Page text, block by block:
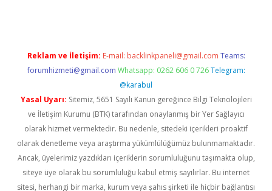
Reklam ve İletişim: E-mail: backlinkpaneli@gmail.com Teams:
forumhizmeti@gmail.com Whatsapp: 0262 606 0 726 Telegram:
@karabul
Yasal Uyarı: Sitemiz, 5651 Sayılı Kanun gereğince Bilgi Teknolojileri
ve İletişim Kurumu (BTK) tarafından onaylanmış bir Yer Sağlayıcı
olarak hizmet vermektedir. Bu nedenle, sitedeki içerikleri proaktif
olarak denetleme veya araştırma yükümlülüğümüz bulunmamaktadır.
Ancak, üyelerimiz yazdıkları içeriklerin sorumluluğunu taşımakta olup,
siteye üye olarak bu sorumluluğu kabul etmiş sayılırlar. Bu internet
sitesi, herhangi bir marka, kurum veya şahıs şirketi ile hiçbir bağlantısı